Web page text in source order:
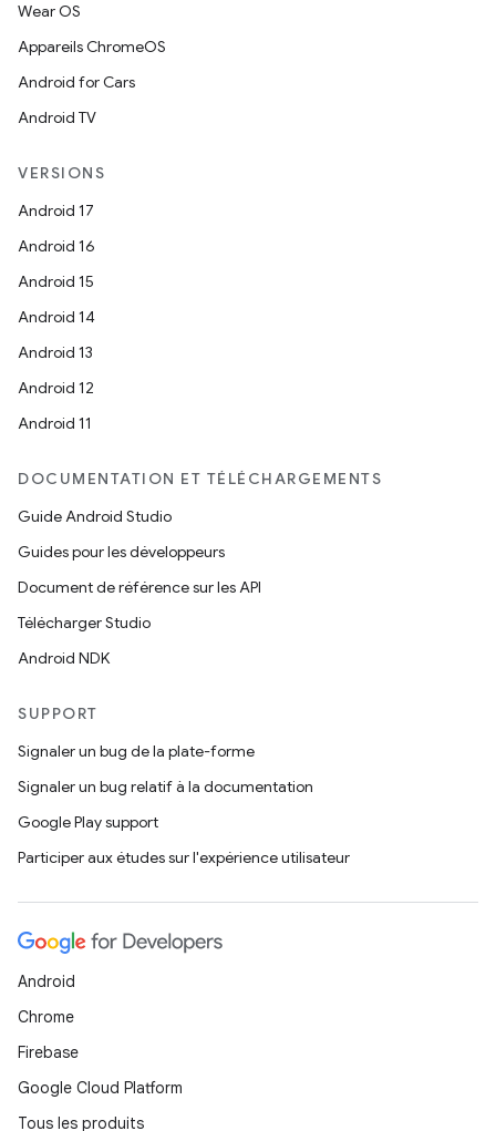
Wear OS
Appareils ChromeOS
Android for Cars
Android TV
VERSIONS
Android 17
Android 16
Android 15
Android 14
Android 13
Android 12
Android 11
DOCUMENTATION ET TÉLÉCHARGEMENTS
Guide Android Studio
Guides pour les développeurs
Document de référence sur les API
Télécharger Studio
Android NDK
SUPPORT
Signaler un bug de la plate-forme
Signaler un bug relatif à la documentation
Google Play support
Participer aux études sur l'expérience utilisateur
Android
Chrome
Firebase
Google Cloud Platform
Tous les produits